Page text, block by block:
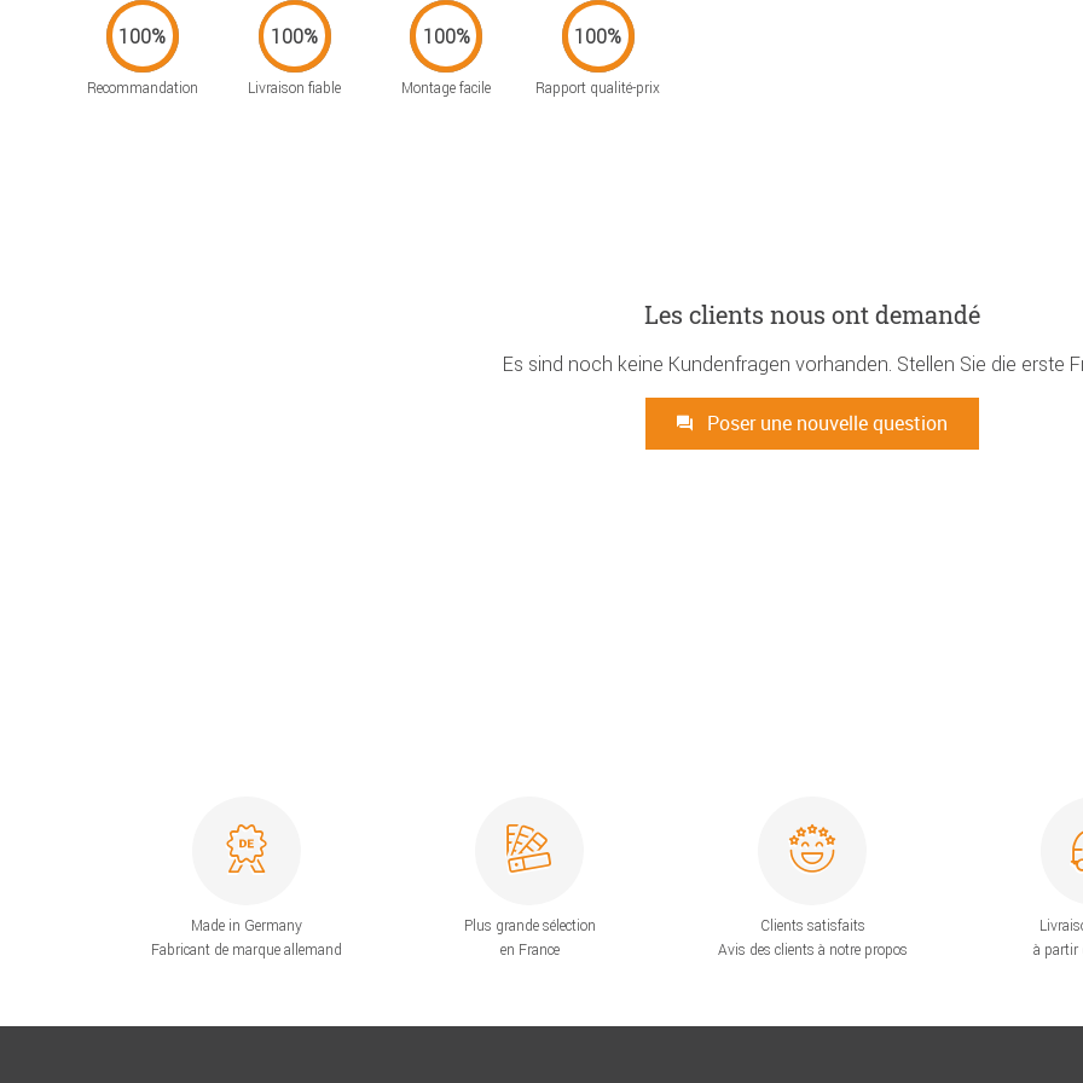
Recommandation Livraison fiable Montage facile Rapport qualité-prix
Les clients nous ont demandé
Es sind noch keine Kundenfragen vorhanden. Stellen Sie die erste
Poser une nouvelle question
Made in Germany
Fabricant de marque allemand
Plus grande sélection
en France
Clients satisfaits
Avis des clients à notre propos
à partir